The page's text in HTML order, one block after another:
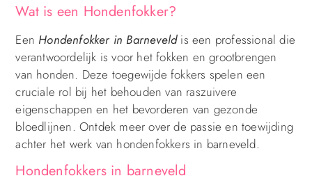
Wat is een Hondenfokker?
Een Hondenfokker in Barneveldis een professional die
verantwoordelijk is voor het fokken en grootbrengen
van honden. Deze toegewijde fokkers spelen een
cruciale rol bij het behouden van raszuivere
eigenschappen en het bevorderen van gezonde
bloedlijnen. Ontdek meer over de passie en toewijding
achter het werk van hondenfokkers in barneveld.
Hondenfokkers in barneveld